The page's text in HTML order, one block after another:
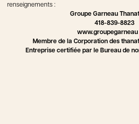
renseignements :
Groupe Garneau
418-839-8823
www.groupegarneau
Membre de la Corporation des
Entreprise certifiée par le Bureau de